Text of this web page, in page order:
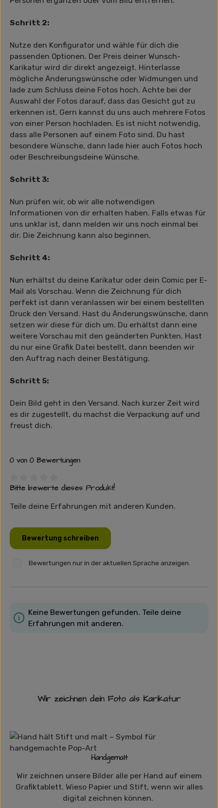
Schritt 2:
Nutze den Konfigurator und wähle für dich die
passenden Optionen. Der Preis deiner Wunsch-
Karikatur wird dir direkt angezeigt. Hinterlasse
mögliche Änderungswünsche oder Widmungen und
lade zum Schluss deine Fotos hoch. Achte bei der
Auswahl der Fotos darauf, dass das Gesicht gut zu
erkennen ist. Gern kannst du uns auch mehrere Fotos
von einer Person hochladen. Es ist nicht notwendig,
dass alle Personen auf einem Foto sind. Du hast
besondere Wünsche, dann lade hier auch Fotos hoch
oder Beschreibungsdeine Wünsche.
Schritt 3:
Nun prüfen wir, ob wir alle notwendigen
Informationen von dir erhalten haben. Falls etwas für
uns unklar ist, dann melden wir uns noch einmal bei
dir. Die Zeichnung kann also beginnen.
Schritt 4:
Nun erhältst du deine Karikatur oder dein Comic per E-
Mail als Vorschau. Wenn die Zeichnung für dich
perfekt ist dann veranlassen wir bei einem bestellten
Druck den Versand. Hast du Änderungswünsche, dann
setzen wir diese für dich um. Du erhältst dann eine
weitere Vorschau mit den geänderten Punkten. Hast
du nur eine Grafik Datei bestellt, dann beenden wir
den Auftrag nach deiner Bestätigung.
Schritt 5:
Dein Bild geht in den Versand. Nach kurzer Zeit wird
es dir zugestellt, du machst die Verpackung auf und
freust dich.
0 von 0 Bewertungen
Durchschnittliche Bewertung von 0 von 5 Sternen
Bitte bewerte dieses Produkt!
Teile deine Erfahrungen mit anderen Kunden.
Bewertung schreiben
Bewertungen nur in der aktuellen Sprache anzeigen.
Keine Bewertungen gefunden. Teile deine
Erfahrungen mit anderen.
Wir zeichnen dein Foto als Karikatur
Handgemalt
Wir zeichnen unsere Bilder alle per Hand auf einem
Grafiktablett. Wieso Papier und Stift, wenn wir alles
digital zeichnen können.